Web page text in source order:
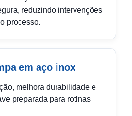
reduzindo intervenções
processo.
em aço inox
melhora durabilidade e
preparada para rotinas